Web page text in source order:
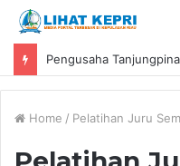
Home / Pelatihan Juru